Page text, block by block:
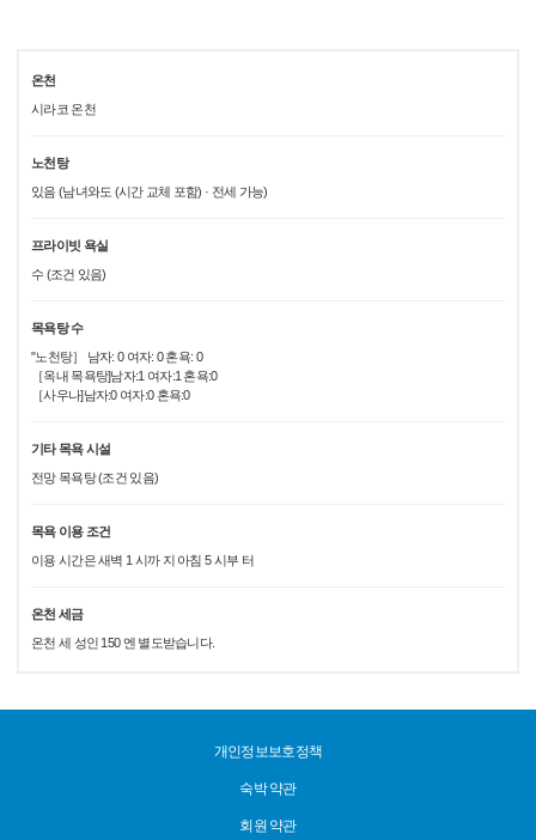
온천
시라코 온천
노천탕
있음 (남녀와도 (시간 교체 포함) · 전세 가능)
프라이빗 욕실
수 (조건 있음)
목욕탕 수
"노천탕］ 남자: 0 여자: 0 혼욕: 0
［옥내 목욕탕]남자:1 여자:1 혼욕:0
［사우나]남자:0 여자:0 혼욕:0
기타 목욕 시설
전망 목욕탕 (조건 있음)
목욕 이용 조건
이용 시간은 새벽 1 시까 지 아침 5 시부 터
온천 세금
온천 세 성인 150 엔 별도받습니다.
개인정보보호정책
숙박 약관
회원 약관